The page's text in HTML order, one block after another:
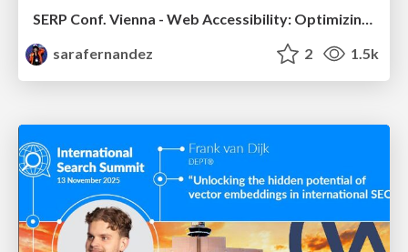
sarafernandez
2 1.5k